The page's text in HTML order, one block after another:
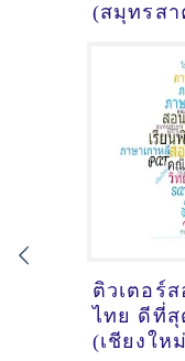
(สมุทรสา
ติวเตอร์
ไทย ดีที่
(เชียงให